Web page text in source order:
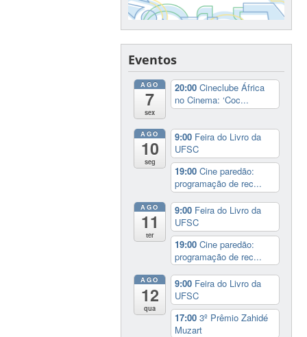
Eventos
AGO
7
sex
20:00Cineclube África
no Cinema: ‘Coc...
AGO
10
seg
9:00 Feira do Livro da
UFSC
19:00Cine paredão:
programação de rec...
AGO
11
ter
9:00 Feira do Livro da
UFSC
19:00Cine paredão:
programação de rec...
AGO
12
qua
9:00 Feira do Livro da
UFSC
17:003º Prêmio Zahidé
Muzart